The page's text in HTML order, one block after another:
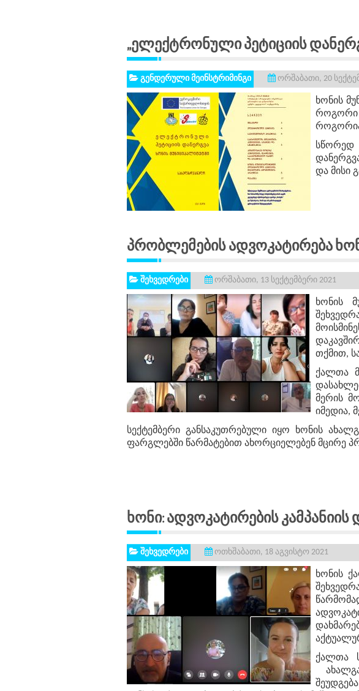
„ელექტრონული Პეტიციის
გენდერული მეინსტრიმინგი ორშაბათი, 20
ხონის
როგორი
როგორია
სწორედ
და მისი
Პრობლემების Ადვოკატირება
შეხვედრები ორშაბათი, 13 სექტემბერი 2021
ხონის
თქმით,
ქალთა
მერის
იმედია,
სექტემბერი განსაკუთრებული იყო ხონის
ფარგლებში წარმატებით ახორციელებენ მცირე
Ხონი: Ადვოკატირების Კამპანიის
შეხვედრები ოთხშაბათი, 18 აგვისტო 2021
ხონის
ქალთა